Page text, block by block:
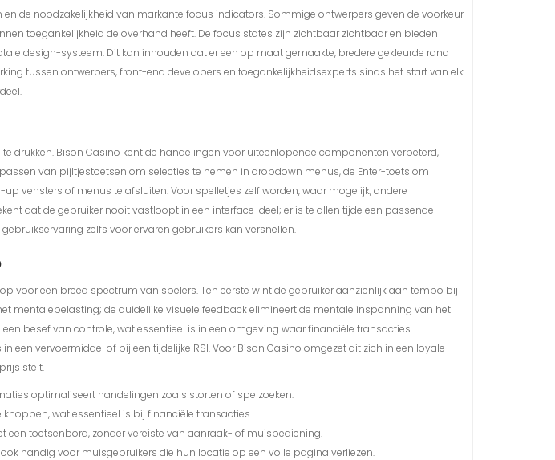
de noodzakelijkheid van markante focus indicators. Sommige ontwerpers geven de voorkeur
toegankelijkheid de overhand heeft. De focus states zijn zichtbaar zichtbaar en bieden
design-systeem. Dit kan inhouden dat er een op maat gemaakte, bredere gekleurde rand
tussen ontwerpers, front-end developers en toegankelijkheidsexperts sinds het start van elk
drukken. Bison Casino kent de handelingen voor uiteenlopende componenten verbeterd,
van pijltjestoetsen om selecties te nemen in dropdown menus, de Enter-toets om
vensters of menus te afsluiten. Voor spelletjes zelf worden, waar mogelijk, andere
dat de gebruiker nooit vastloopt in een interface-deel; er is te allen tijde een passende
zelfs voor ervaren gebruikers kan versnellen.
een breed spectrum van spelers. Ten eerste wint de gebruiker aanzienlijk aan tempo bij
mentalebelasting; de duidelijke visuele feedback elimineert de mentale inspanning van het
besef van controle, wat essentieel is in een omgeving waar financiële transacties
vervoermiddel of bij een tijdelijke RSI. Voor Bison Casino omgezet dit zich in een loyale
stelt.
optimaliseert handelingen zoals storten of spelzoeken.
wat essentieel is bij financiële transacties.
toetsenbord, zonder vereiste van aanraak- of muisbediening.
handig voor muisgebruikers die hun locatie op een volle pagina verliezen.